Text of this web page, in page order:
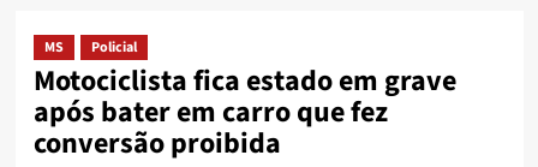
MS Policial
Motociclista fica estado em grave
após bater em carro que fez
conversão proibida